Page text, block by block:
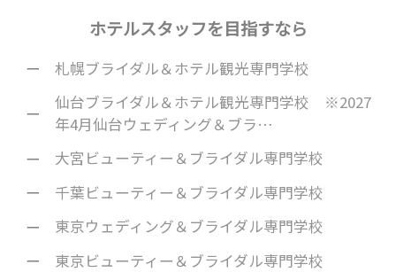
ホテルスタッフを目指すなら
札幌ブライダル＆ホテル観光専門学校
仙台ブライダル＆ホテル観光専門学校 ※2027
年4月仙台ウェディング＆ブラ…
大宮ビューティー＆ブライダル専門学校
千葉ビューティー＆ブライダル専門学校
東京ウェディング＆ブライダル専門学校
東京ビューティー＆ブライダル専門学校